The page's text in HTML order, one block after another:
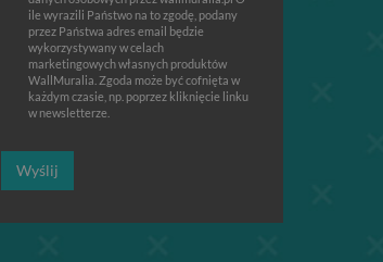
ile wyrazili Państwo na to zgodę, podany
przez Państwa adres email będzie
wykorzystywany w celach
marketingowych własnych produktów
WallMuralia. Zgoda może być cofnięta w
każdym czasie, np. poprzez kliknięcie linku
w newsletterze.
Wyślij